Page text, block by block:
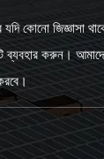
যদি কোনো জিজ্ঞাসা
ব্যবহার করুন।